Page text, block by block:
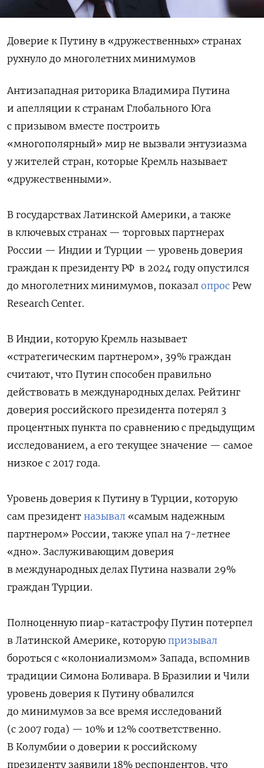
Доверие к Путину в «дружественных» странах
рухнуло до многолетних минимумов
Антизападная риторика Владимира Путина
и апелляции к странам Глобального Юга
с призывом вместе построить
«многополярный» мир не вызвали энтузиазма
у жителей стран, которые Кремль называет
«дружественными».
В государствах Латинской Америки, а также
в ключевых странах — торговых партнерах
России — Индии и Турции — уровень доверия
граждан к президенту РФ в 2024 году опустился
до многолетних минимумов, показал опрос Pew
Research Сenter.
В Индии, которую Кремль называет
«стратегическим партнером», 39% граждан
считают, что Путин способен правильно
действовать в международных делах. Рейтинг
доверия российского президента потерял 3
процентных пункта по сравнению с предыдущим
исследованием, а его текущее значение — самое
низкое с 2017 года.
Уровень доверия к Путину в Турции, которую
сам президент называл «самым надежным
партнером» России, также упал на 7-летнее
«дно». Заслуживающим доверия
в международных делах Путина назвали 29%
граждан Турции.
Полноценную пиар-катастрофу Путин потерпел
в Латинской Америке, которую призывал
бороться с «колониализмом» Запада, вспомнив
традиции Симона Боливара. В Бразилии и Чили
уровень доверия к Путину обвалился
до минимумов за все время исследований
(с 2007 года) — 10% и 12% соответственно.
В Колумбии о доверии к российскому
президенту заявили 18% респондентов, что